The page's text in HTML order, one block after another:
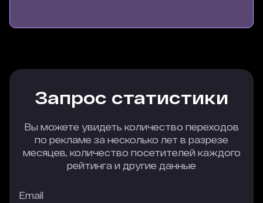
Запрос статистики
Вы можете увидеть количество переходов
по рекламе за несколько лет в разрезе
месяцев, количество посетителей каждого
рейтинга и другие данные